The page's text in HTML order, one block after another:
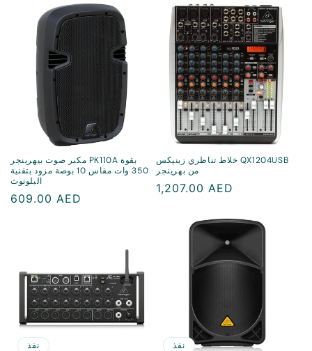
مكبر صوت بيهرينجر PK110A بقوة
350 وات مقاس 10 بوصة مزود بتقنية
البلوتوث
سعر
609.00 AED
خلاط تناظري زينيكس QX1204USB
من بهرينجر
سعر
1,207.00 AED
نفذ نفذ